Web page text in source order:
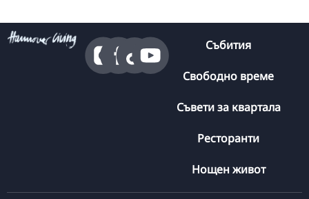
Събития
Свободно време
Съвети за квартала
Ресторанти
Нощен живот